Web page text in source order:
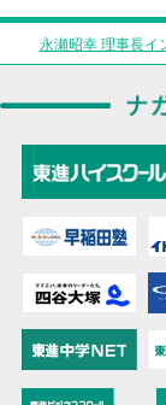
永瀬昭幸 理事長イ